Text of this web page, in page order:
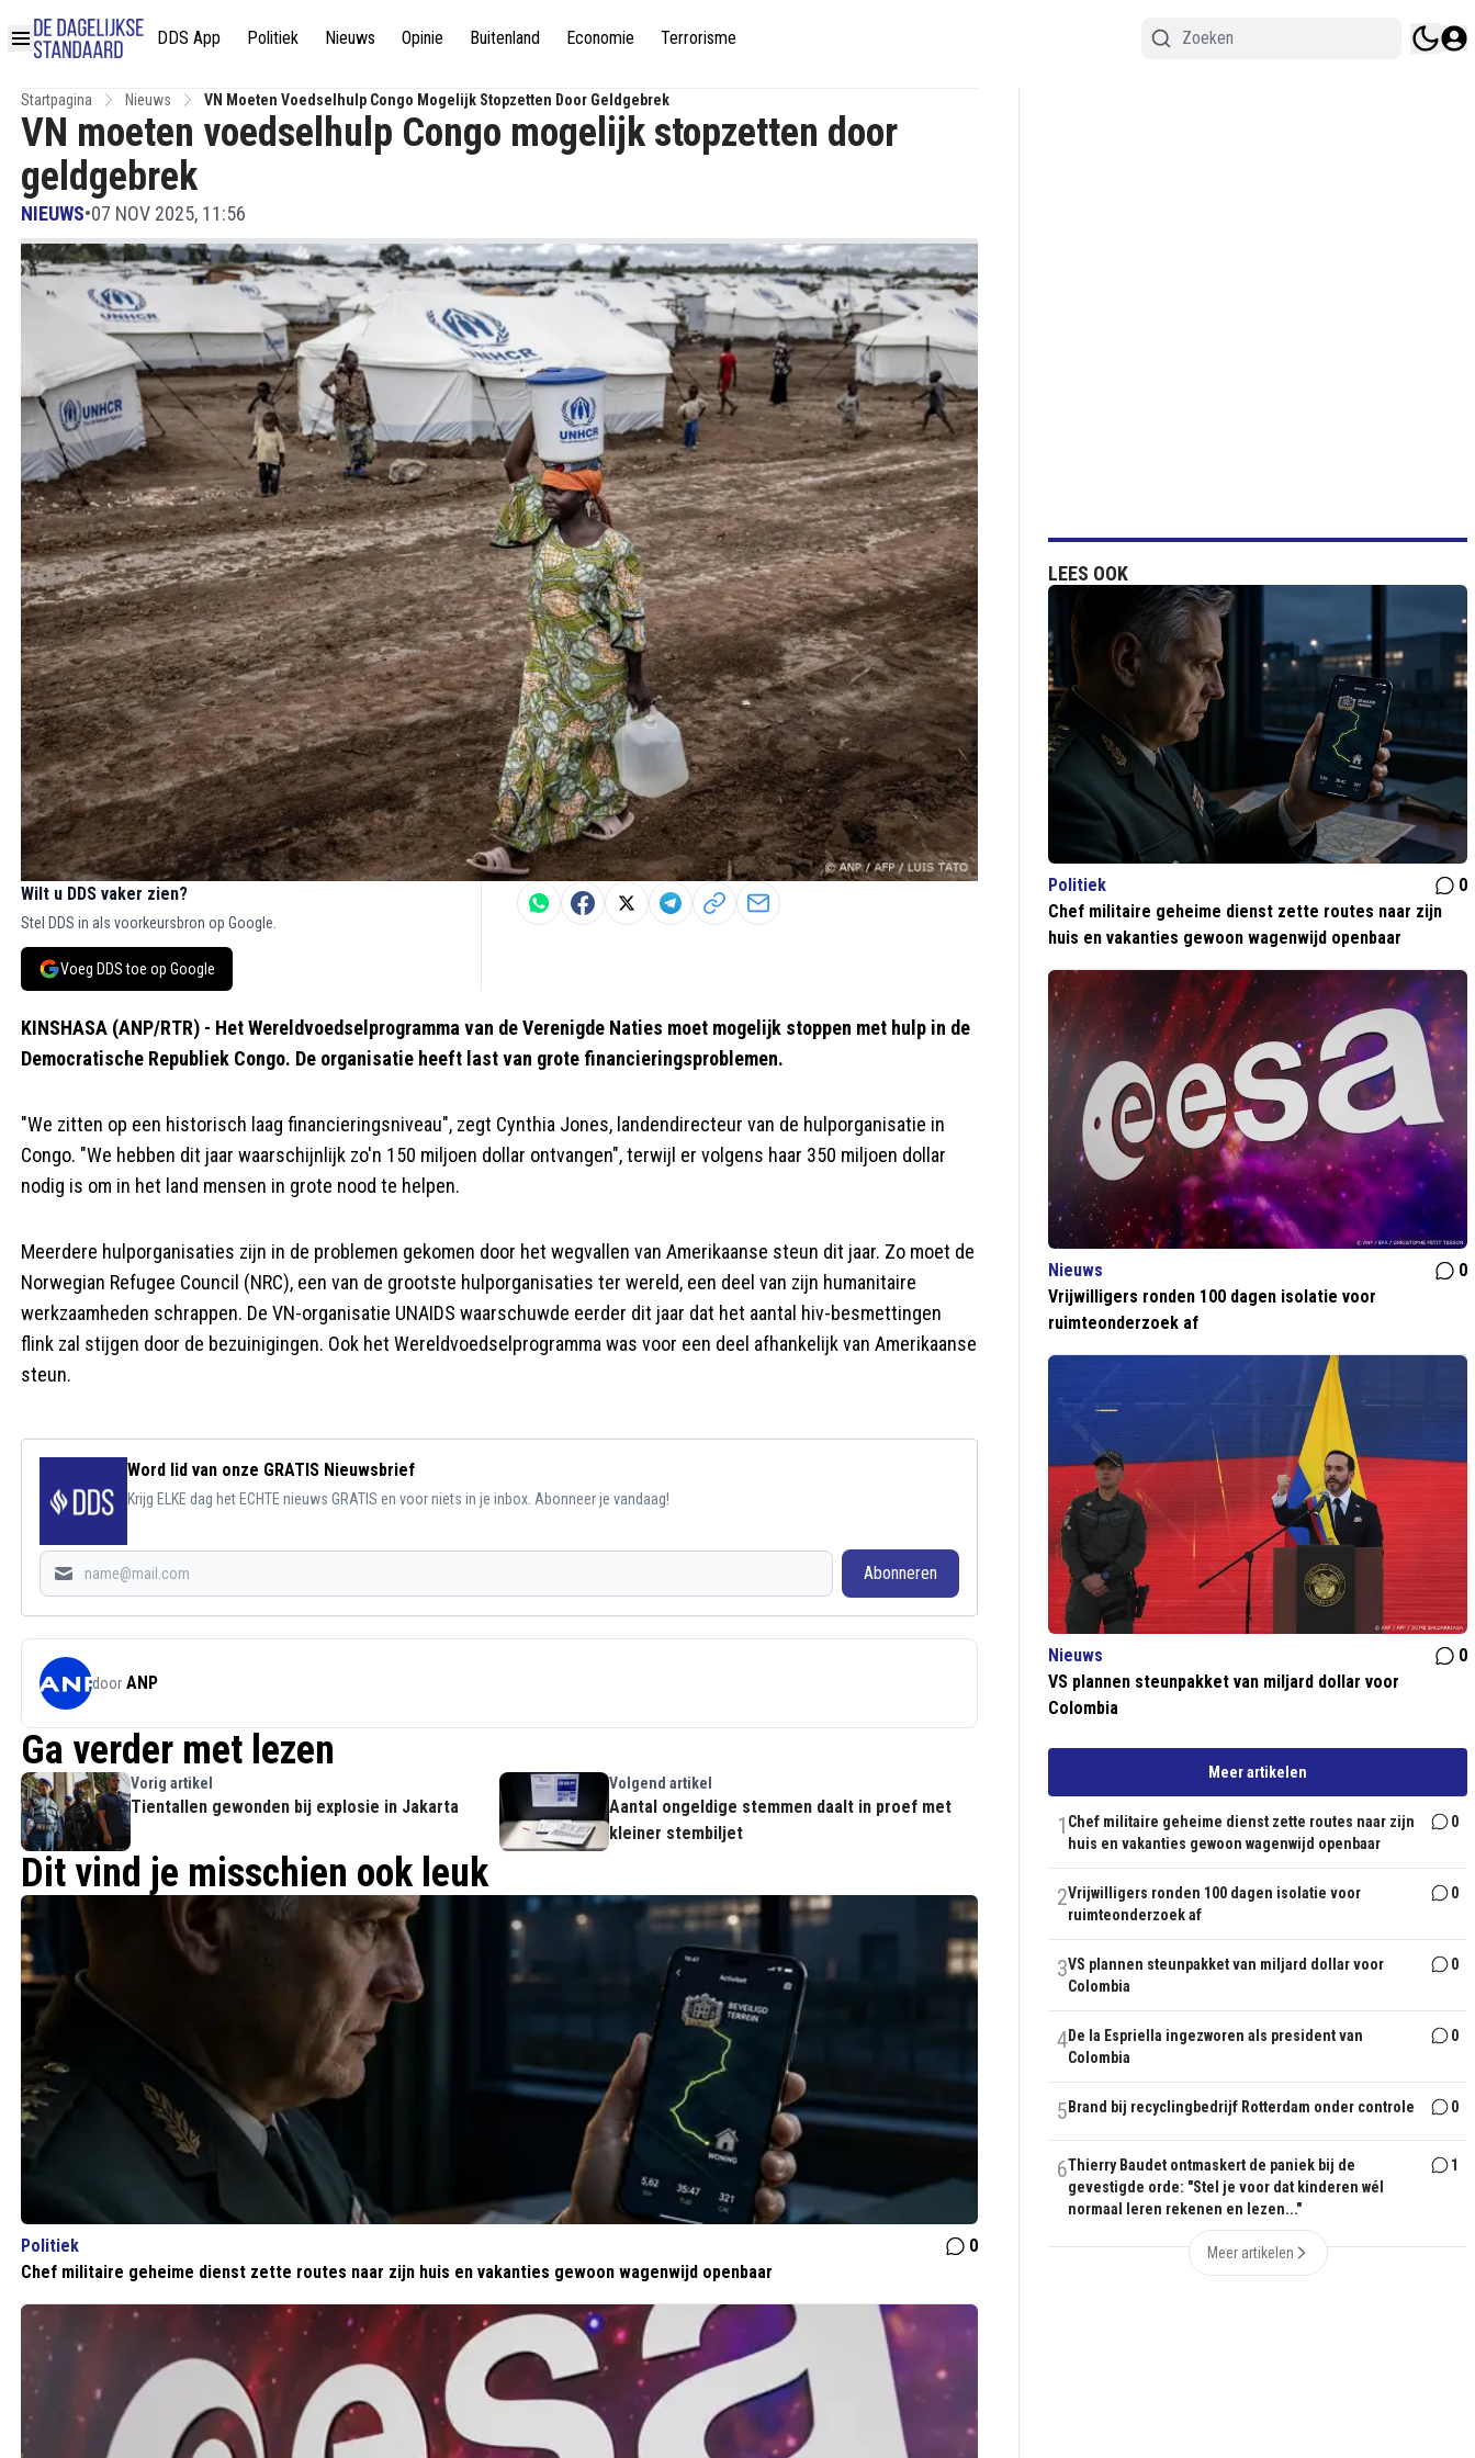
DDS App Politiek Nieuws Opinie Buitenland Economie Terrorisme
Startpagina Nieuws VN Moeten Voedselhulp Congo Mogelijk Stopzetten Door Geldgebrek
VN moeten voedselhulp Congo mogelijk stopzetten door
geldgebrek
NIEUWS•07 NOV 2025, 11:56
Wilt u DDS vaker zien?
Stel DDS in als voorkeursbron op Google.
Voeg DDS toe op Google
KINSHASA (ANP/RTR) - Het Wereldvoedselprogramma van de Verenigde Naties moet mogelijk stoppen met hulp in de
Democratische Republiek Congo. De organisatie heeft last van grote financieringsproblemen.
"We zitten op een historisch laag financieringsniveau", zegt Cynthia Jones, landendirecteur van de hulporganisatie in
Congo. "We hebben dit jaar waarschijnlijk zo'n 150 miljoen dollar ontvangen", terwijl er volgens haar 350 miljoen dollar
nodig is om in het land mensen in grote nood te helpen.
Meerdere hulporganisaties zijn in de problemen gekomen door het wegvallen van Amerikaanse steun dit jaar. Zo moet de
Norwegian Refugee Council (NRC), een van de grootste hulporganisaties ter wereld, een deel van zijn humanitaire
werkzaamheden schrappen. De VN-organisatie UNAIDS waarschuwde eerder dit jaar dat het aantal hiv-besmettingen
flink zal stijgen door de bezuinigingen. Ook het Wereldvoedselprogramma was voor een deel afhankelijk van Amerikaanse
steun.
Word lid van onze GRATIS Nieuwsbrief
Krijg ELKE dag het ECHTE nieuws GRATIS en voor niets in je inbox. Abonneer je vandaag!
Abonneren
door ANP
Ga verder met lezen
Vorig artikel
Tientallen gewonden bij explosie in Jakarta
Volgend artikel
Aantal ongeldige stemmen daalt in proef met
kleiner stembiljet
Dit vind je misschien ook leuk
Politiek
0
Chef militaire geheime dienst zette routes naar zijn huis en vakanties gewoon wagenwijd openbaar
LEES OOK
Politiek
0
Chef militaire geheime dienst zette routes naar zijn
huis en vakanties gewoon wagenwijd openbaar
Nieuws
0
Vrijwilligers ronden 100 dagen isolatie voor
ruimteonderzoek af
Nieuws
0
VS plannen steunpakket van miljard dollar voor
Colombia
Meer artikelen
1 Chef militaire geheime dienst zette routes naar zijn
huis en vakanties gewoon wagenwijd openbaar
0
2Vrijwilligers ronden 100 dagen isolatie voor
ruimteonderzoek af
0
3VS plannen steunpakket van miljard dollar voor
Colombia
0
4De la Espriella ingezworen als president van
Colombia
0
5 Brand bij recyclingbedrijf Rotterdam onder controle 0
6Thierry Baudet ontmaskert de paniek bij de
gevestigde orde: "Stel je voor dat kinderen wél
normaal leren rekenen en lezen..."
1
Meer artikelen